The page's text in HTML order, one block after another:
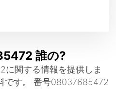
誰の?
関する情報を提供しま
です。 番号08037685472